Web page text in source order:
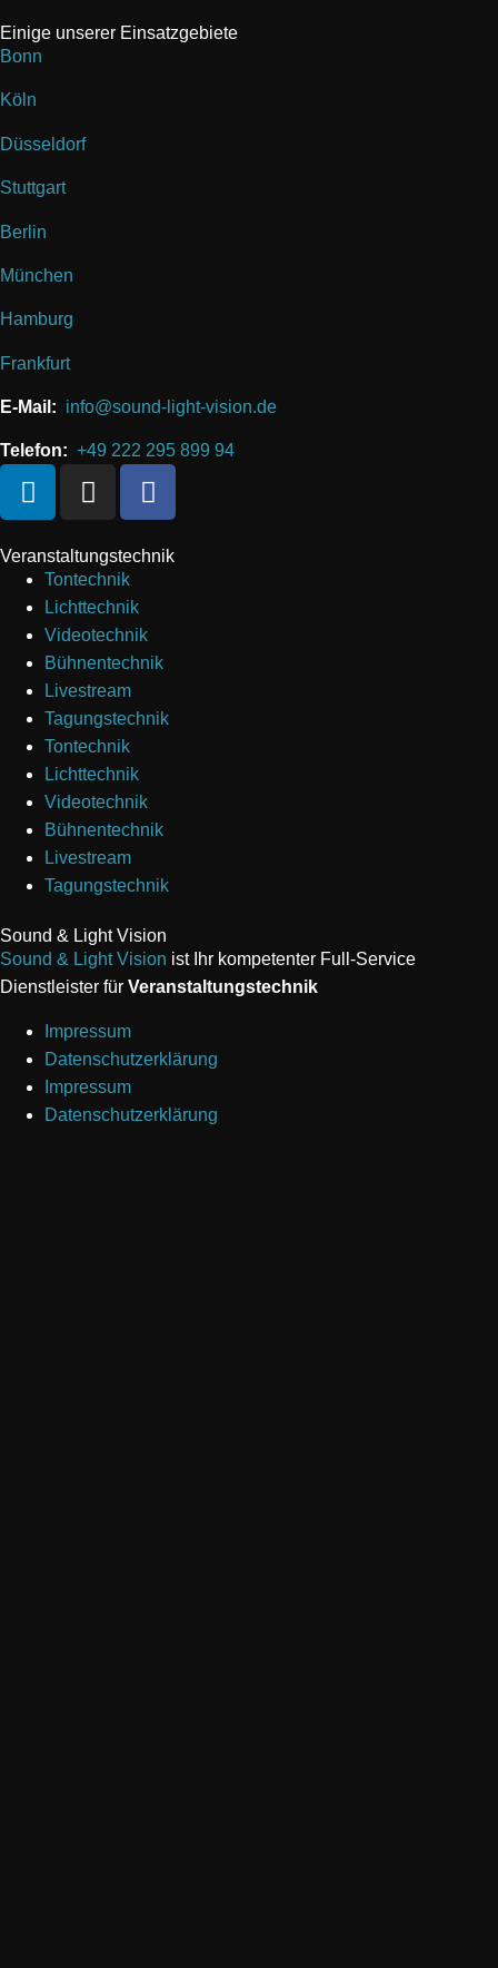
Einige unserer Einsatzgebiete
Bonn
Köln
Düsseldorf
Stuttgart
Berlin
München
Hamburg
Frankfurt
E-Mail: info@sound-light-vision.de
Telefon: +49 222 295 899 94
Veranstaltungs­technik
Tontechnik
Lichttechnik
Videotechnik
Bühnentechnik
Livestream
Tagungstechnik
Tontechnik
Lichttechnik
Videotechnik
Bühnentechnik
Livestream
Tagungstechnik
Sound & Light Vision
Sound & Light Vision ist Ihr kompetenter Full-Service
Dienstleister für Veranstaltungs­technik
Impressum
Datenschutzerklärung
Impressum
Datenschutzerklärung